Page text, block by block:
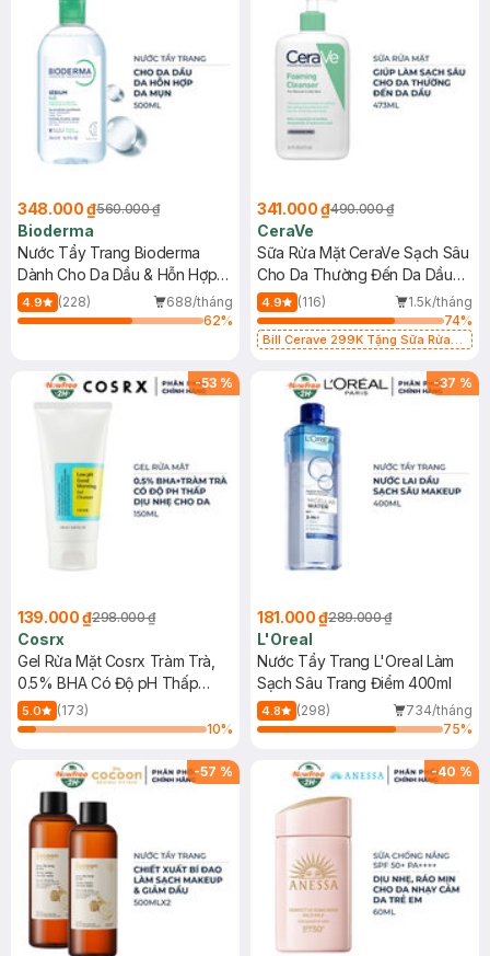
348.000 ₫560.000 ₫
Bioderma
Nước Tẩy Trang Bioderma
Dành Cho Da Dầu & Hỗn Hợp
500ml
4.9 (228)
688/tháng
62%
341.000 ₫490.000 ₫
CeraVe
Sữa Rửa Mặt CeraVe Sạch Sâu
Cho Da Thường Đến Da Dầu
473ml
4.9 (116)
1.5k/tháng
74%
Bill Cerave 299K Tặng Sữa Rửa
-53 %
139.000 ₫298.000 ₫
Cosrx
Gel Rửa Mặt Cosrx Tràm Trà,
0.5% BHA Có Độ pH Thấp
150ml
5.0
(173)
10%
-37 %
181.000 ₫289.000 ₫
L'Oreal
Nước Tẩy Trang L'Oreal Làm
Sạch Sâu Trang Điểm 400ml
4.8 (298)
734/tháng
75%
-57 % -40 %